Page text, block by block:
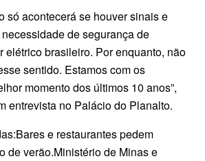
só acontecerá se houver sinais e
de segurança de
elétrico brasileiro. Por enquanto, não
sentido. Estamos com os
momento dos últimos 10 anos”,
entrevista no Palácio do Planalto.
e restaurantes pedem
de verão.Ministério de Minas e